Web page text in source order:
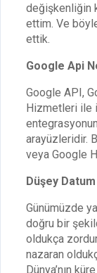
değişkenliğin
ettim. Ve
ettik.
Google Api
Google API,
Hizmetleri ile
arayüzleridir.
veya Google
Düşey
Günümüzde
doğru bir
oldukça
nazaran
Dünya’nın